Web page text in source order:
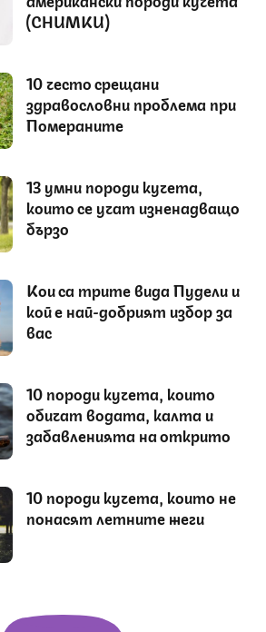
(СНИМКИ)
10 често срещани
здравословни проблема при
Помераните
13 умни породи кучета,
които се учат изненадващо
бързо
Кои са трите вида Пудели и
кой е най-добрият избор за
вас
10 породи кучета, които
обичат водата, калта и
забавленията на открито
10 породи кучета, които не
понасят летните жеги